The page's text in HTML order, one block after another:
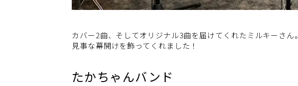
カバー2曲、そしてオリジナル3曲を届けてくれたミルキーさん。
見事な幕開けを飾ってくれました！
たかちゃんバンド